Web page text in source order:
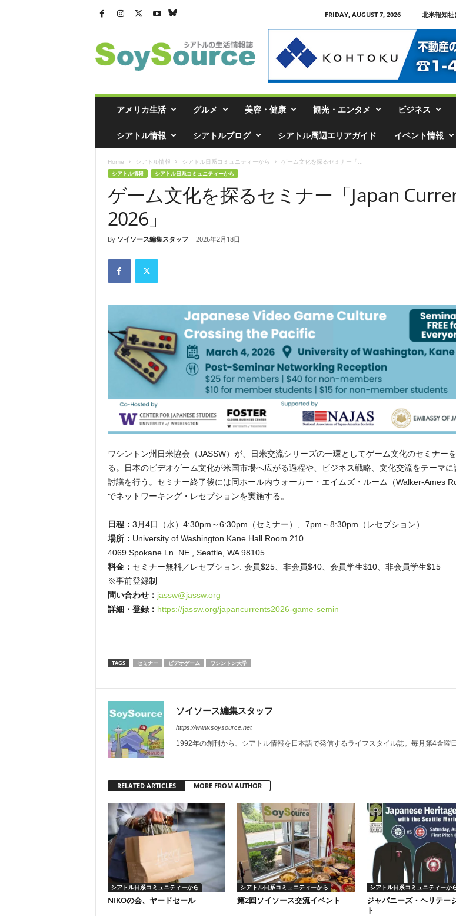
FRIDAY, AUGUST 7, 2026 北米報知社
ト
ル
アメリカ生活 グルメ 美容・健康 観光・エンタメ ビジネス
シアトル情報 シアトルブログ シアトル周辺エリアガイド イベント情報
Home シアトル情報 シアトル日系コミュニティーから ゲーム文化を探るセミナー「...
シアトル情報 シアトル日系コミュニティーから
ゲーム文化を探るセミナー「Japan
2026」
By ソイソース編集スタッフ - 2026年2月18日
ワシントン州日米協会（JASSW）が、日米交流シリーズの一環としてゲーム文化のセミナー
る。日本のビデオゲーム文化が米国市場へ広がる過程や、ビジネス戦略、文化交流をテーマに
討議を行う。セミナー終了後には同ホール内ウォーカー・エイムズ・ルーム（Walker-Ames
でネットワーキング・レセプションを実施する。
日程： 3月4日（水）4:30pm～6:30pm（セミナー）、7pm～8:30pm（レセプション）
場所： University of Washington Kane Hall Room 210
4069 Spokane Ln. NE., Seattle, WA 98105
料金： セミナー無料／レセプション: 会員$25、非会員$40、会員学生$10、非会員学生$15
※事前登録制
問い合わせ： jassw@jassw.org
詳細・登録： https://jassw.org/japancurrents2026-game-semin
TAGS セミナー ビデオゲーム ワシントン大学
ソイソース編集スタッフ
https://www.soysource.net
1992年の創刊から、シアトル情報を日本語で発信するライフスタイル誌。毎月第4金曜日
RELATED ARTICLES MORE FROM AUTHOR
シアトル日系コミュニティーから
NIKOの会、ヤードセール
シアトル日系コミュニティーから
第2回ソイソース交流イベント
シアトル日系コミュニティーか
ジャパニーズ・ヘリテー
ト